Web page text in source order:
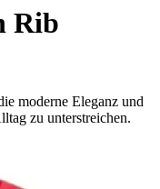
Rib
moderne Eleganz und
zu unterstreichen.